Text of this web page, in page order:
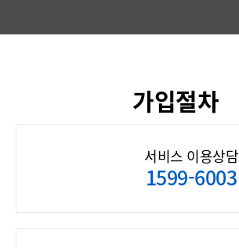
가입절차
서비스 이용상담
1599-6003